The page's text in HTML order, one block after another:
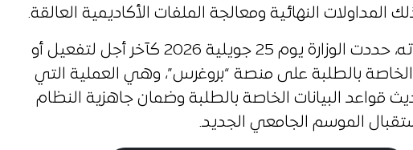
وفي السياق ذاته، حددت الوزارة يوم 25 جويلية 2026 كآخر أجل لتفعيل أو
الخاصة بالطلبة على منصة “بروغرس”، وهي العملية التي
قواعد البيانات الخاصة بالطلبة وضمان جاهزية النظام
الموسم الجامعي الجديد.